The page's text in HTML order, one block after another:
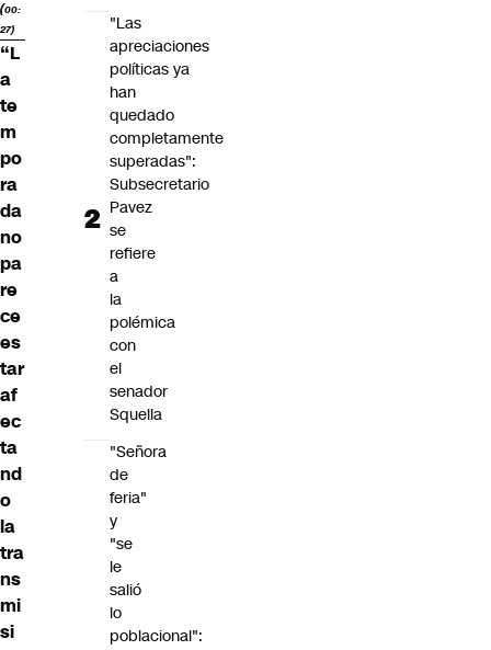
(00:
27)
“L
a
te
m
po
ra
da
no
pa
re
ce
es
tar
af
ec
ta
nd
o
la
tra
ns
mi
si
"Las
apreciaciones
políticas ya
han
quedado
completamente
superadas":
Subsecretario
Pavez
se
refiere
a
la
polémica
con
el
senador
Squella
"Señora
de
feria"
y
"se
le
salió
lo
poblacional":